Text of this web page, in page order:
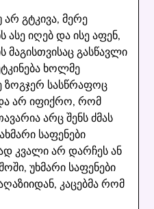
გტკივა, მერე
ასე იღებ და ისე აფენ,
გასწავლი
ხოლმე
ზოგჯერ სასწრაფოც
არ იფიქრო, რომ
არც შენს ძმას
საფენები
კვალი არ დარჩეს ან
უხმარი საფენები
კაცებმა რომ